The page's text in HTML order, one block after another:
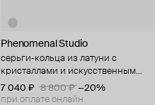
Phenomenal Studio
серьги-кольца из латуни с
кристаллами и искусственным
жемчугом, luminous pear
7 040 ₽ 8 800 ₽ −20%
при оплате онлайн